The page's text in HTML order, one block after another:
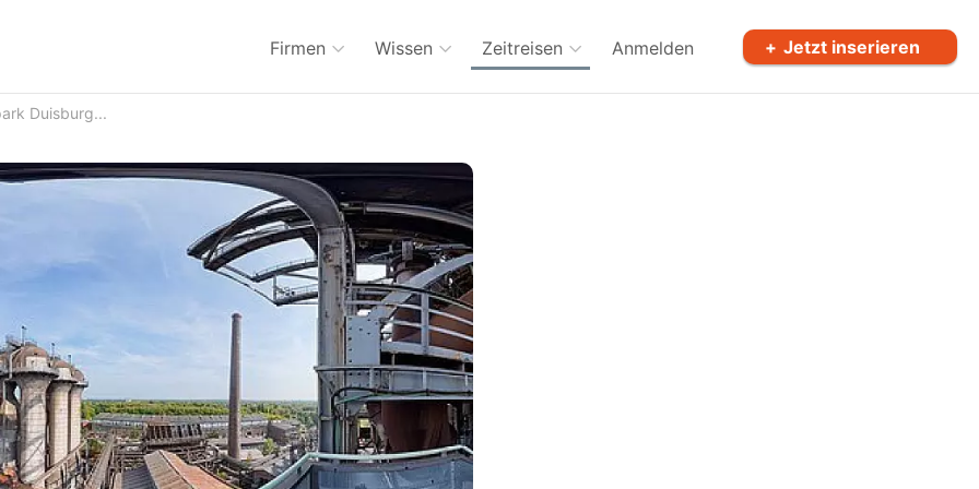
Firmen Wissen Zeitreisen Anmelden Jetzt inserieren
Duisburg...